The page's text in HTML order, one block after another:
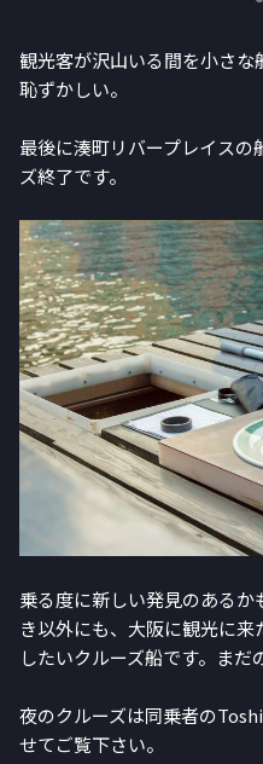
観光客が沢山いる間を小さな
恥ずかしい。
最後に湊町リバープレイス
ズ終了です。
乗る度に新しい発見のある
き以外にも、大阪に観光に
したいクルーズ船です。まだ
夜のクルーズは同乗者の
せてご覧下さい。